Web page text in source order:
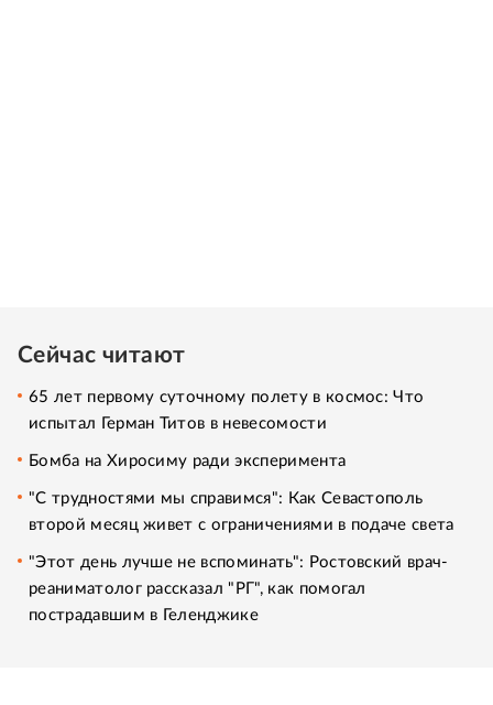
Сейчас читают
65 лет первому суточному полету в космос: Что
испытал Герман Титов в невесомости
Бомба на Хиросиму ради эксперимента
"С трудностями мы справимся": Как Севастополь
второй месяц живет с ограничениями в подаче света
"Этот день лучше не вспоминать": Ростовский врач-
реаниматолог рассказал "РГ", как помогал
пострадавшим в Геленджике